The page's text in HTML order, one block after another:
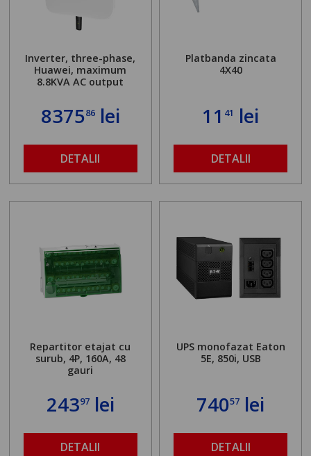
Inverter, three-phase,
Huawei, maximum
8.8KVA AC output
837586lei
DETALII
Platbanda zincata
4X40
11 41 lei
DETALII
Repartitor etajat cu
surub, 4P, 160A, 48
gauri
24397lei
DETALII
UPS monofazat Eaton
5E, 850i, USB
74057 lei
DETALII